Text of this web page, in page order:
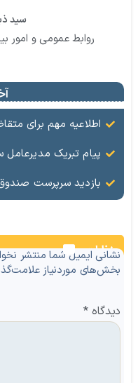
سید
روابط عمومی و امور
اطلاعیه مهم برای
پیام تبریک مدیرعامل
بازدید سرپرست صندوق احیا از
نظرات
نشانی ایمیل شما منتشر
بخش‌های موردنیاز
دیدگاه*